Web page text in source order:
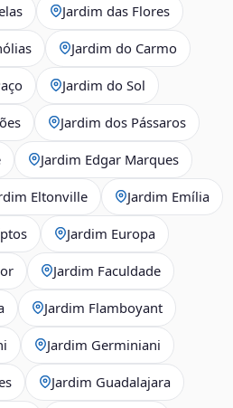
Jardim das Flores
Jardim do Carmo
Jardim do Sol
Jardim dos Pássaros
Jardim Edgar Marques
Eltonville Jardim Emília
Jardim Europa
Jardim Faculdade
Jardim Flamboyant
Jardim Germiniani
Jardim Guadalajara